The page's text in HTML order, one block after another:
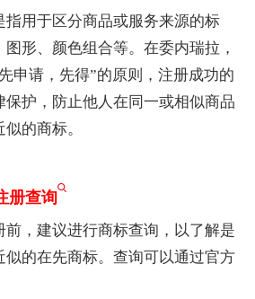
指用于区分商品或服务来源的标
形、颜色组合等。在委内瑞拉，
申请，先得”的原则，注册成功的
保护，防止他人在同一或相似商品
的商标。
册查询
前，建议进行商标查询，以了解是
似的在先商标。查询可以通过官方